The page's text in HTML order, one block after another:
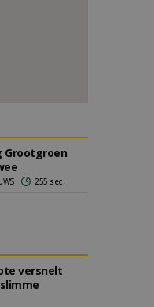
Grootgroen
255 sec
versnelt